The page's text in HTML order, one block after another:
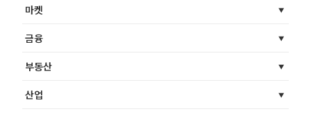
마켓
금융
부동산
산업